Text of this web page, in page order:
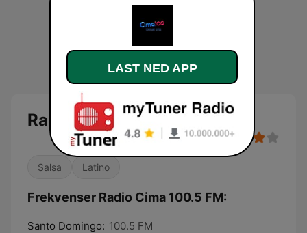
Radio Cima 100.5 FM
Salsa Latino
Frekvenser Radio Cima 100.5 FM:
Santo Domingo: 100.5 FM
LAST NED APP